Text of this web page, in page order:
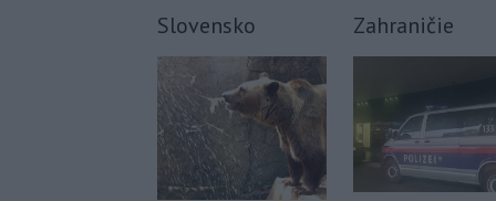
Slovensko Zahraničie